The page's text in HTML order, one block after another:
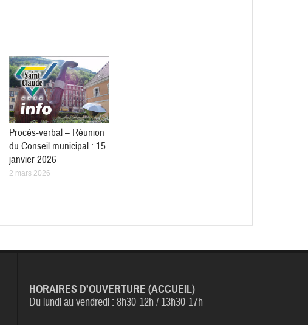
Procès-verbal – Réunion
du Conseil municipal : 15
janvier 2026
2 mars 2026
HORAIRES D'OUVERTURE (ACCUEIL)
Du lundi au vendredi : 8h30-12h / 13h30-17h